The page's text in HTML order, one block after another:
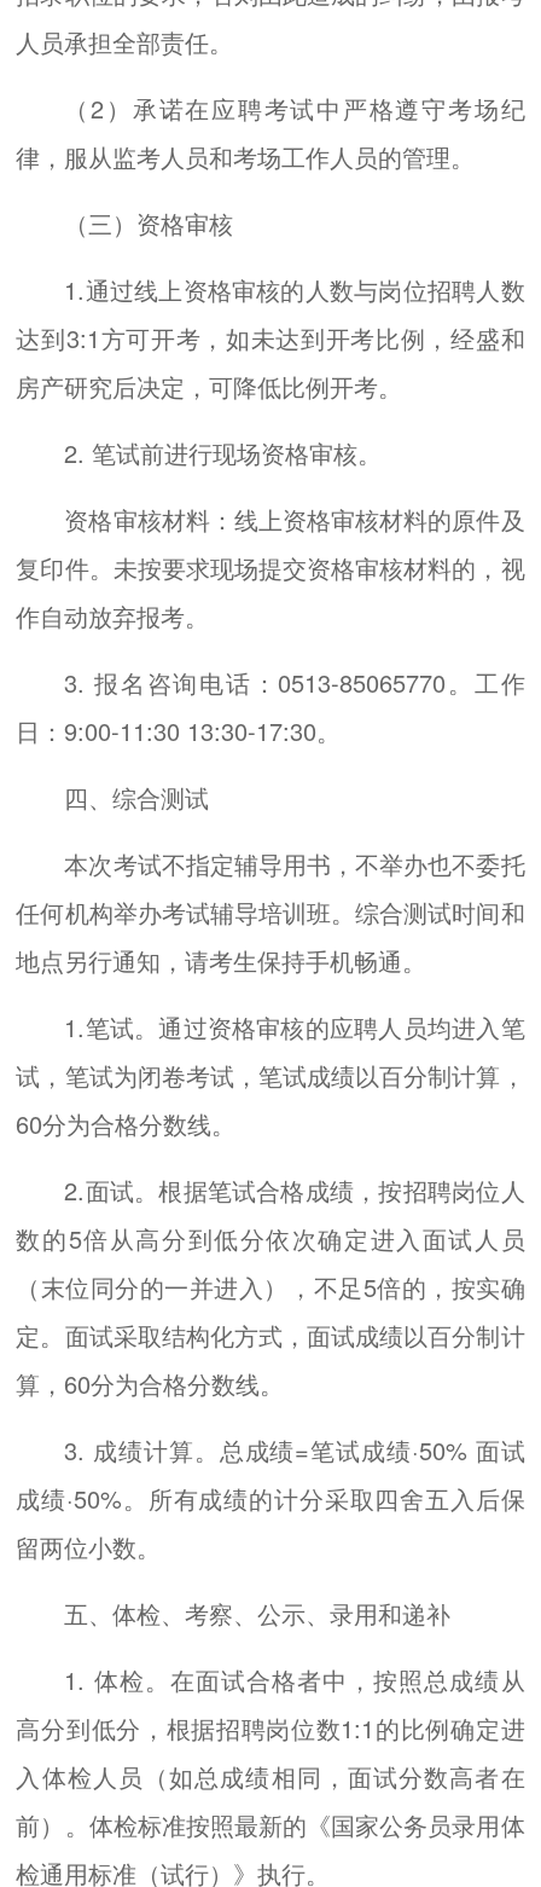
人员承担全部责任。
（2）承诺在应聘考试中严格遵守考场纪
律，服从监考人员和考场工作人员的管理。
（三）资格审核
1.通过线上资格审核的人数与岗位招聘人数
达到3:1方可开考，如未达到开考比例，经盛和
房产研究后决定，可降低比例开考。
2. 笔试前进行现场资格审核。
资格审核材料：线上资格审核材料的原件及
复印件。未按要求现场提交资格审核材料的，视
作自动放弃报考。
3. 报名咨询电话：0513-85065770。工作
日：9:00-11:30 13:30-17:30。
四、综合测试
本次考试不指定辅导用书，不举办也不委托
任何机构举办考试辅导培训班。综合测试时间和
地点另行通知，请考生保持手机畅通。
1.笔试。通过资格审核的应聘人员均进入笔
试，笔试为闭卷考试，笔试成绩以百分制计算，
60分为合格分数线。
2.面试。根据笔试合格成绩，按招聘岗位人
数的5倍从高分到低分依次确定进入面试人员
（末位同分的一并进入），不足5倍的，按实确
定。面试采取结构化方式，面试成绩以百分制计
算，60分为合格分数线。
3. 成绩计算。总成绩=笔试成绩·50% 面试
成绩·50%。所有成绩的计分采取四舍五入后保
留两位小数。
五、体检、考察、公示、录用和递补
1. 体检。在面试合格者中，按照总成绩从
高分到低分，根据招聘岗位数1:1的比例确定进
入体检人员（如总成绩相同，面试分数高者在
前）。体检标准按照最新的《国家公务员录用体
检通用标准（试行）》执行。